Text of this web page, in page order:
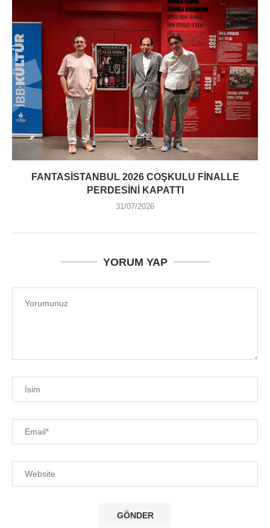
FANTASISTANBUL 2026 COŞKULU FINALLE
PERDESINI KAPATTI
31/07/2026
YORUM YAP